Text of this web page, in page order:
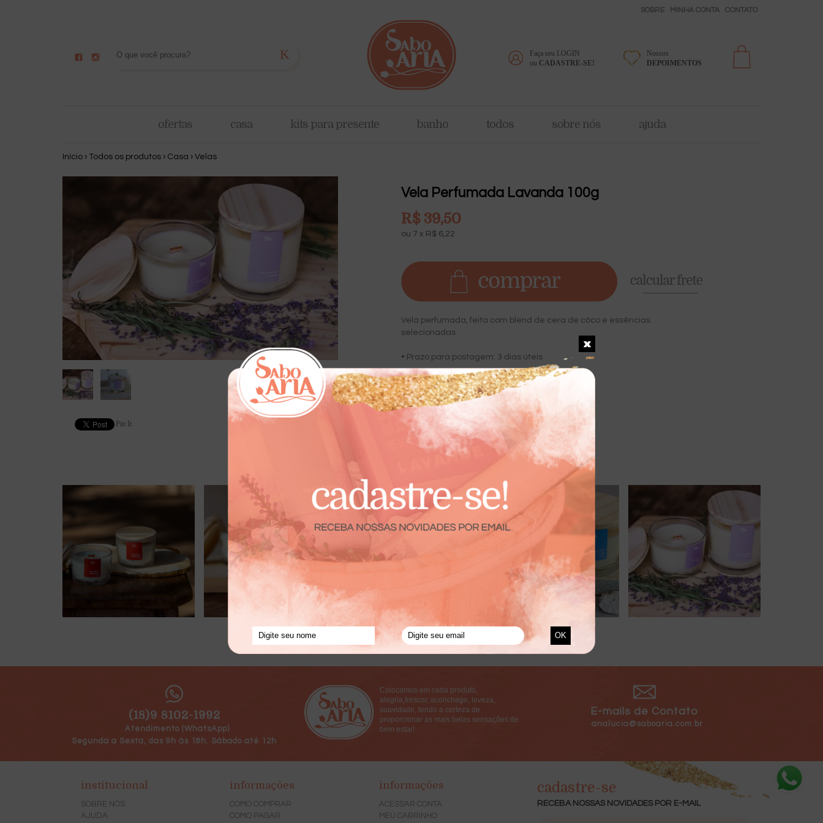
SOBRE MINHA CONTA CONTATO
K
Faça seu LOGIN
ou CADASTRE-SE!
Nossos
DEPOIMENTOS
ofertas casa kits para presente banho todos sobre nós ajuda
Início › Todos os produtos › Casa › Velas
Pin It
Vela Perfumada Lavanda 100g
R$ 39,50
ou 7 x R$ 6,22
Vela perfumada, feita com blend de cera de côco e essências
selecionadas.
• Prazo para postagem: 3 dias úteis
(18)9 8102-1992
Atendimento (WhatsApp)
Segunda a Sexta, das 9h às 18h. Sábado até 12h
Colocamos em cada produto,
alegria,frescor, aconchego, leveza,
suavidade, tendo a certeza de
proporcionar as mais belas sensações de
bem estar!
E-mails de Contato
analucia@saboaria.com.br
institucional
SOBRE NÓS
AJUDA
informações
COMO COMPRAR
COMO PAGAR
informações
ACESSAR CONTA
MEU CARRINHO
cadastre-se
RECEBA NOSSAS NOVIDADES POR E-MAIL